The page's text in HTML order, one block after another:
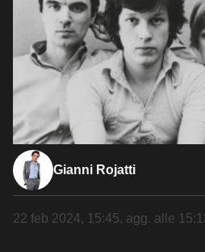
Gianni Rojatti
22 feb 2024, 15:45, agg. alle